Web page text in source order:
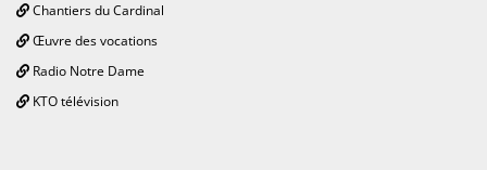
Chantiers du Cardinal
Œuvre des vocations
Radio Notre Dame
KTO télévision